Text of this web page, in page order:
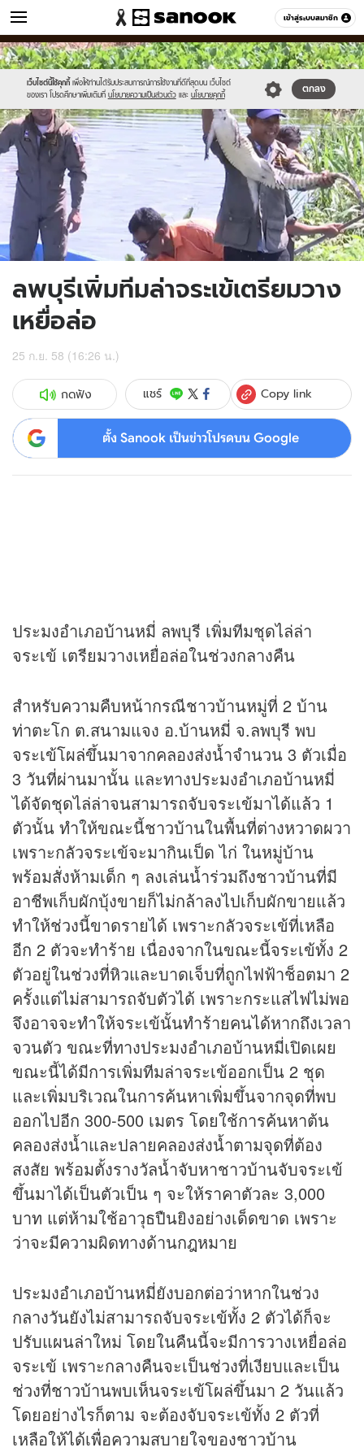
เข้าสู่ระบบสมาชิก
ข่าว หมวดอื่นๆ
เว็บไซต์นี้ใช้คุกกี้ เพื่อให้ท่านได้รับประสบการณ์การใช้งานที่ดีที่สุดบน เว็บไซต์
ของเรา โปรดศึกษาเพิ่มเติมที่ นโยบายความเป็นส่วนตัว และ นโยบายคุกกี้
ตกลง
Sanook
//s.isanook.com/sr/0/images/logo-
new-
sanook.png
600
60
//s.isanook.com/ns/0/ud/374/1871918/648346-
01.jpg
ลพบุรีเพิ่มทีมล่าจระเข้เตรียมวาง
เหยื่อล่อ
25 ก.ย. 58 (16:26 น.)
กดฟัง แชร์ Copy link
ตั้ง Sanook เป็นข่าวโปรดบน Google
ประมงอำเภอบ้านหมี่ ลพบุรี เพิ่มทีมชุดไล่ล่า
จระเข้ เตรียมวางเหยื่อล่อในช่วงกลางคืน
สำหรับความคืบหน้ากรณีชาวบ้านหมู่ที่ 2 บ้าน
ท่าตะโก ต.สนามแจง อ.บ้านหมี่ จ.ลพบุรี พบ
จระเข้โผล่ขึ้นมาจากคลองส่งน้ำจำนวน 3 ตัวเมื่อ
3 วันที่ผ่านมานั้น และทางประมงอำเภอบ้านหมี่
ได้จัดชุดไล่ล่าจนสามารถจับจระเข้มาได้แล้ว 1
ตัวนั้น ทำให้ขณะนี้ชาวบ้านในพื้นที่ต่างหวาดผวา
เพราะกลัวจระเข้จะมากินเป็ด ไก่ ในหมู่บ้าน
พร้อมสั่งห้ามเด็ก ๆ ลงเล่นน้ำร่วมถึงชาวบ้านที่มี
อาชีพเก็บผักบุ้งขายก็ไม่กล้าลงไปเก็บผักขายแล้ว
ทำให้ช่วงนี้ขาดรายได้ เพราะกลัวจระเข้ที่เหลือ
อีก 2 ตัวจะทำร้าย เนื่องจากในขณะนี้จระเข้ทั้ง 2
ตัวอยู่ในช่วงที่หิวและบาดเจ็บที่ถูกไฟฟ้าช็อตมา 2
ครั้งแต่ไม่สามารถจับตัวได้ เพราะกระแสไฟไม่พอ
จึงอาจจะทำให้จระเข้นั้นทำร้ายคนได้หากถึงเวลา
จวนตัว ขณะที่ทางประมงอำเภอบ้านหมี่เปิดเผย
ขณะนี้ได้มีการเพิ่มทีมล่าจระเข้ออกเป็น 2 ชุด
และเพิ่มบริเวณในการค้นหาเพิ่มขึ้นจากจุดที่พบ
ออกไปอีก 300-500 เมตร โดยใช้การค้นหาต้น
คลองส่งน้ำและปลายคลองส่งน้ำตามจุดที่ต้อง
สงสัย พร้อมตั้งรางวัลน้ำจับหาชาวบ้านจับจระเข้
ขึ้นมาได้เป็นตัวเป็น ๆ จะให้ราคาตัวละ 3,000
บาท แต่ห้ามใช้อาวุธปืนยิงอย่างเด็ดขาด เพราะ
ว่าจะมีความผิดทางด้านกฎหมาย
ประมงอำเภอบ้านหมี่ยังบอกต่อว่าหากในช่วง
กลางวันยังไม่สามารถจับจระเข้ทั้ง 2 ตัวได้ก็จะ
ปรับแผนล่าใหม่ โดยในคืนนี้จะมีการวางเหยื่อล่อ
จระเข้ เพราะกลางคืนจะเป็นช่วงที่เงียบและเป็น
ช่วงที่ชาวบ้านพบเห็นจระเข้โผล่ขึ้นมา 2 วันแล้ว
โดยอย่างไรก็ตาม จะต้องจับจระเข้ทั้ง 2 ตัวที่
เหลือให้ได้เพื่อความสบายใจของชาวบ้าน